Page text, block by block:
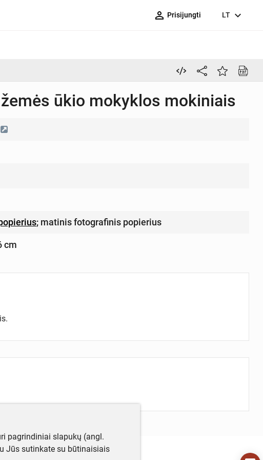
person_outline Prisijungti LT expand_more
ūkio mokyklos mokiniais
; matinis fotografinis popierius
cm
pagrindiniai slapukų (angl.
Jūs sutinkate su būtinaisiais